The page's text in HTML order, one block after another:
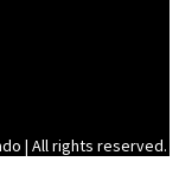
| All rights reserved.